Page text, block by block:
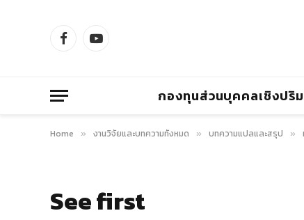
FacebookYouTube
กองทุนส่วนบุคคลเชิงปริ
Home » งานวิจัยและบทความทั้งหมด » บทความแปลและสรุป »
See first